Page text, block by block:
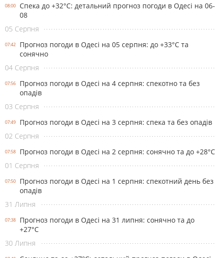
08:00
Спека до +32°С: детальний прогноз погоди в Одесі на 06-
08
05 Серпня
07:42
Прогноз погоди в Одесі на 05 серпня: до +33°С та
сонячно
04 Серпня
07:56
Прогноз погоди в Одесі на 4 серпня: спекотно та без
опадів
03 Серпня
07:49
Прогноз погоди в Одесі на 3 серпня: спека та без опадів
02 Серпня
07:58
Прогноз погоди в Одесі на 2 серпня: сонячно та до +28°С
01 Серпня
07:50
Прогноз погоди в Одесі на 1 серпня: спекотний день без
опадів
31 Липня
07:38
Прогноз погоди в Одесі на 31 липня: сонячно та до
+27°С
30 Липня